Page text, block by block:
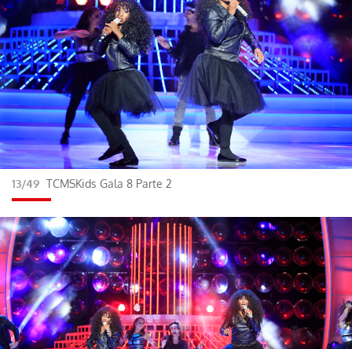
13/49 TCMSKids Gala 8 Parte 2